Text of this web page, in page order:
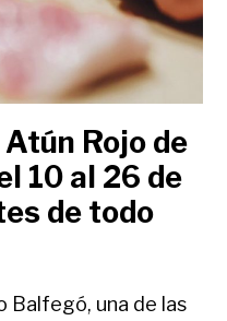
Rojo de
10 al 26 de
de todo
Balfegó, una de las